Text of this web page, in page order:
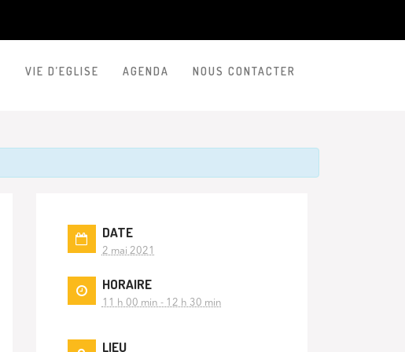
VIE D’EGLISE AGENDA NOUS CONTACTER
DATE
2 mai 2021
HORAIRE
11 h 00 min - 12 h 30 min
LIEU